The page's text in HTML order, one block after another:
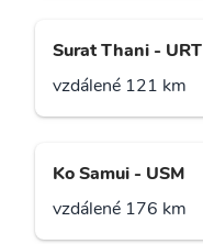
Surat Thani - URT
vzdálené 121 km
Ko Samui - USM
vzdálené 176 km